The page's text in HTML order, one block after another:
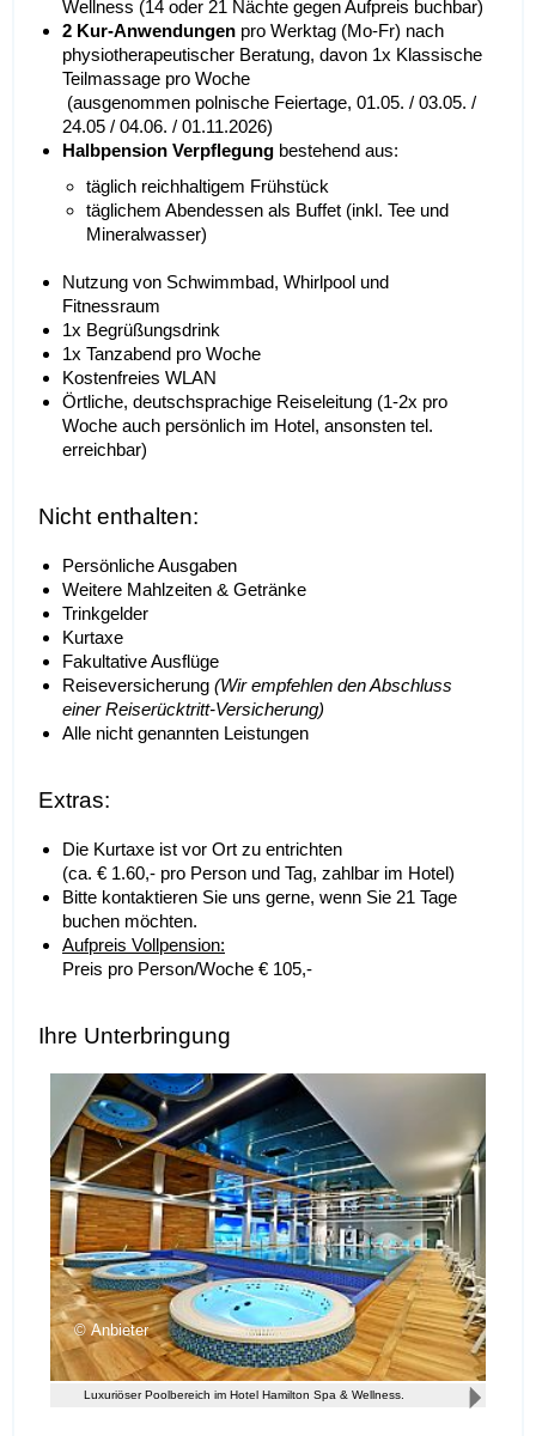
Wellness (14 oder 21 Nächte gegen Aufpreis buchbar)
2 Kur-Anwendungen pro Werktag (Mo-Fr) nach
physiotherapeutischer Beratung, davon 1x Klassische
Teilmassage pro Woche
(ausgenommen polnische Feiertage, 01.05. / 03.05. /
24.05 / 04.06. / 01.11.2026)
Halbpension Verpflegung bestehend aus:
täglich reichhaltigem Frühstück
täglichem Abendessen als Buffet (inkl. Tee und
Mineralwasser)
Nutzung von Schwimmbad, Whirlpool und
Fitnessraum
1x Begrüßungsdrink
1x Tanzabend pro Woche
Kostenfreies WLAN
Örtliche, deutschsprachige Reiseleitung (1-2x pro
Woche auch persönlich im Hotel, ansonsten tel.
erreichbar)
Nicht enthalten:
Persönliche Ausgaben
Weitere Mahlzeiten & Getränke
Trinkgelder
Kurtaxe
Fakultative Ausflüge
Reiseversicherung (Wir empfehlen den Abschluss
einer Reiserücktritt-Versicherung)
Alle nicht genannten Leistungen
Extras:
Die Kurtaxe ist vor Ort zu entrichten
(ca. € 1.60,- pro Person und Tag, zahlbar im Hotel)
Bitte kontaktieren Sie uns gerne, wenn Sie 21 Tage
buchen möchten.
Aufpreis Vollpension:
Preis pro Person/Woche € 105,-
Ihre Unterbringung
Anbieter
Luxuriöser Poolbereich im Hotel Hamilton Spa & Wellness.